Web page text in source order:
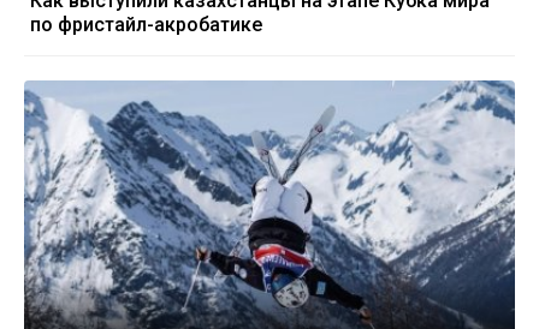
по фристайл-акробатике